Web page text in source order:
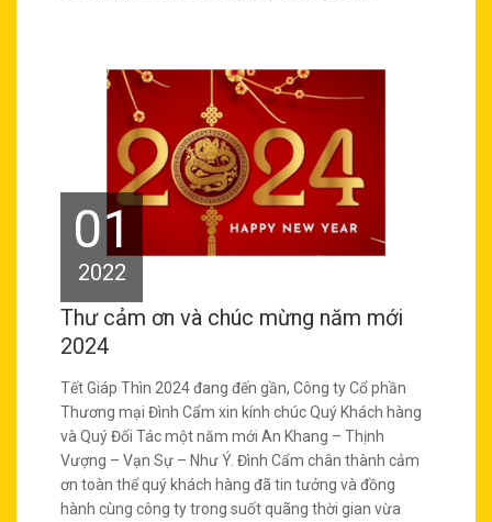
01
2022
Thư cảm ơn và chúc mừng năm mới
2024
Tết Giáp Thìn 2024 đang đến gần, Công ty Cổ phần
Thương mại Đình Cẩm xin kính chúc Quý Khách hàng
và Quý Đối Tác một năm mới An Khang – Thịnh
Vượng – Vạn Sự – Như Ý. Đình Cẩm chân thành cảm
ơn toàn thể quý khách hàng đã tin tưởng và đồng
hành cùng công ty trong suốt quãng thời gian vừa